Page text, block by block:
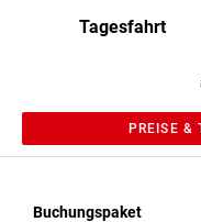
Tagesfahrt
PREISE &
Buchungspaket